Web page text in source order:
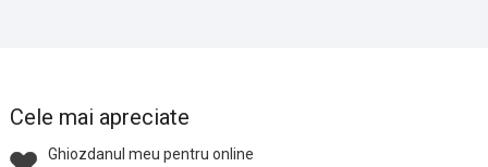
Cele mai apreciate
Ghiozdanul meu pentru online